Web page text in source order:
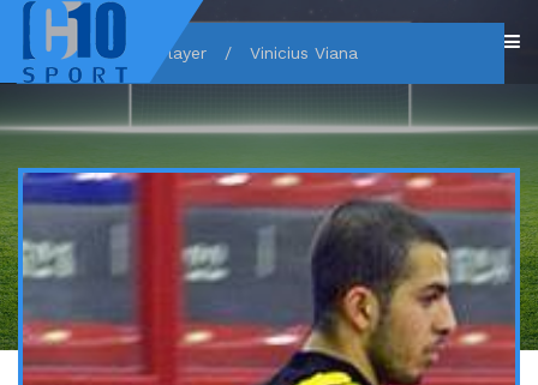
VINICIUS VIANA
Home Player / Vinicius Viana